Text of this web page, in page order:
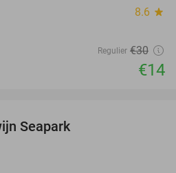
8.6 star
Regulier €30
€14
Seapark